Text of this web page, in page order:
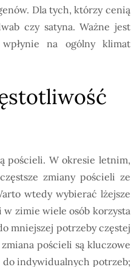
Dla tych, którzy cenią
czy satyna. Ważne jest
na ogólny klimat
pościeli. W okresie letnim,
zmiany pościeli ze
wtedy wybierać lżejsze
w zimie wiele osób korzysta
mniejszej potrzeby częstej
pościeli są kluczowe
do indywidualnych potrzeb;